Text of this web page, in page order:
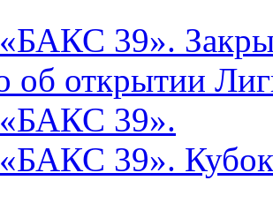
39».
об открытии
39».
39».